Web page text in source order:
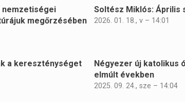
nemzetiségei
megőrzésében
Soltész Miklós: Április
2026. 01. 18., v – 14:01
a kereszténységet
Négyezer új katolikus
elmúlt években
2025. 09. 24., sze – 14:04